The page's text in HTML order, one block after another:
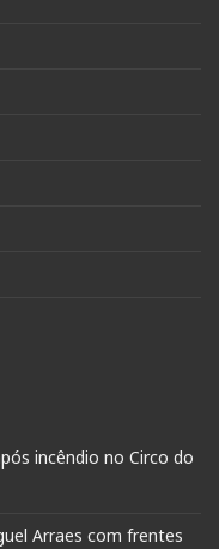
incêndio no Circo do
Arraes com frentes